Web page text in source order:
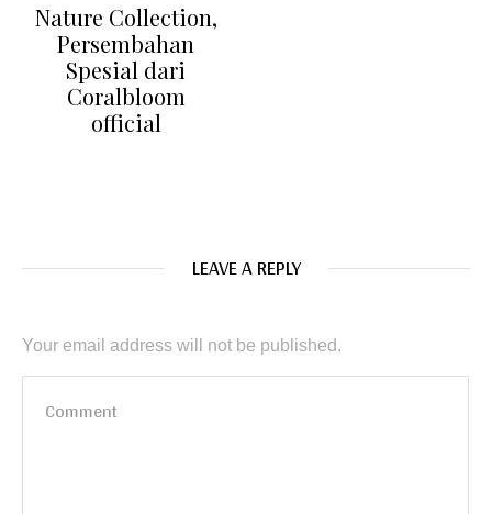
Nature Collection,
Persembahan
Spesial dari
Coralbloom
official
LEAVE A REPLY
Your email address will not be published.